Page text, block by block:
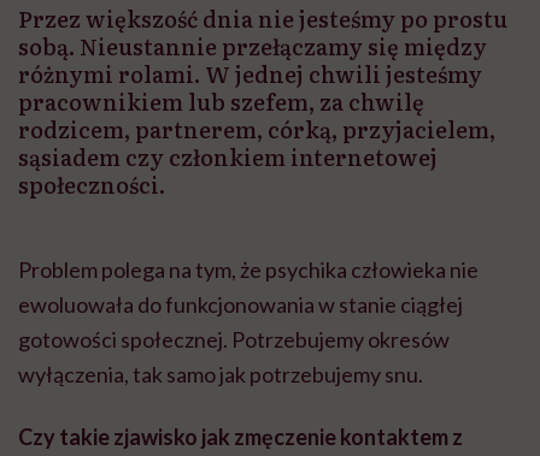
Przez większość dnia nie jesteśmy po prostu
sobą. Nieustannie przełączamy się między
różnymi rolami. W jednej chwili jesteśmy
pracownikiem lub szefem, za chwilę
rodzicem, partnerem, córką, przyjacielem,
sąsiadem czy członkiem internetowej
społeczności.
Problem polega na tym, że psychika człowieka nie
ewoluowała do funkcjonowania w stanie ciągłej
gotowości społecznej. Potrzebujemy okresów
wyłączenia, tak samo jak potrzebujemy snu.
Czy takie zjawisko jak zmęczenie kontaktem z